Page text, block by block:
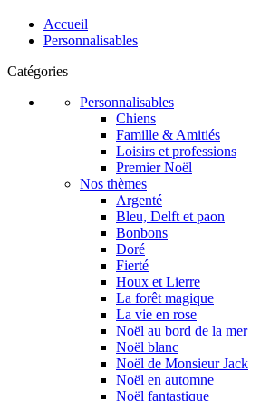
Accueil
Personnalisables
Catégories
Nos thèmes
Argenté
Bleu, Delft et paon
Bonbons
Doré
Fierté
Houx et Lierre
La forêt magique
La vie en rose
Noël au bord de la mer
Noël blanc
Noël de Monsieur Jack
Noël en automne
Noël fantastique
Personnalisables
Chiens
Famille & Amitiés
Loisirs et professions
Premier Noël